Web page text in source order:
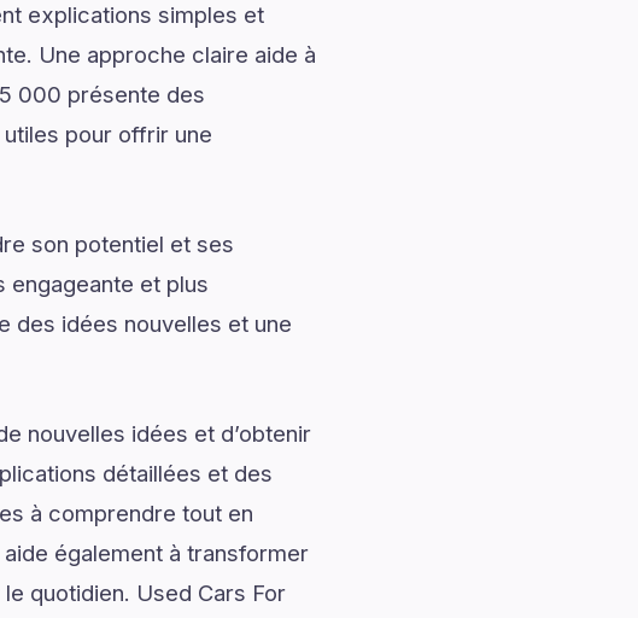
explications simples et
Une approche claire aide à
000 présente des
pour offrir une
son potentiel et ses
engageante et plus
des idées nouvelles et une
nouvelles idées et d’obtenir
détaillées et des
à comprendre tout en
également à transformer
quotidien. Used Cars For